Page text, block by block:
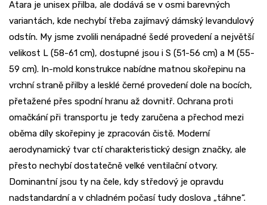
Atara je unisex přilba, ale dodává se v osmi barevných
variantách, kde nechybí třeba zajímavý dámský levandulový
odstín. My jsme zvolili nenápadné šedé provedení a největší
velikost L (58-61 cm), dostupné jsou i S (51-56 cm) a M (55-
59 cm). In-mold konstrukce nabídne matnou skořepinu na
vrchní straně přilby a lesklé černé provedení dole na bocích,
přetažené přes spodní hranu až dovnitř. Ochrana proti
omačkání při transportu je tedy zaručena a přechod mezi
oběma díly skořepiny je zpracován čistě. Moderní
aerodynamický tvar ctí charakteristický design značky, ale
přesto nechybí dostatečně velké ventilační otvory.
Dominantní jsou ty na čele, kdy středový je opravdu
nadstandardní a v chladném počasí tudy doslova „táhne“.